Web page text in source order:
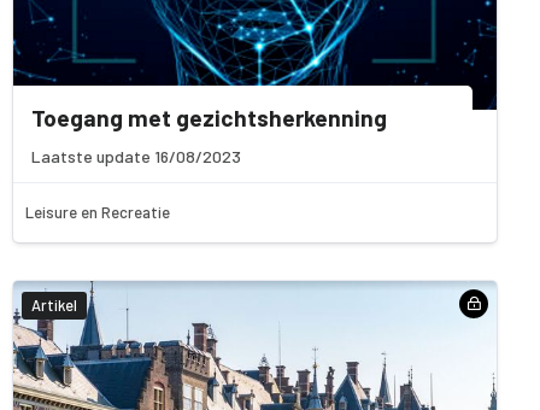
Toegang met gezichtsherkenning
Laatste update 16/08/2023
Leisure en Recreatie
Artikel